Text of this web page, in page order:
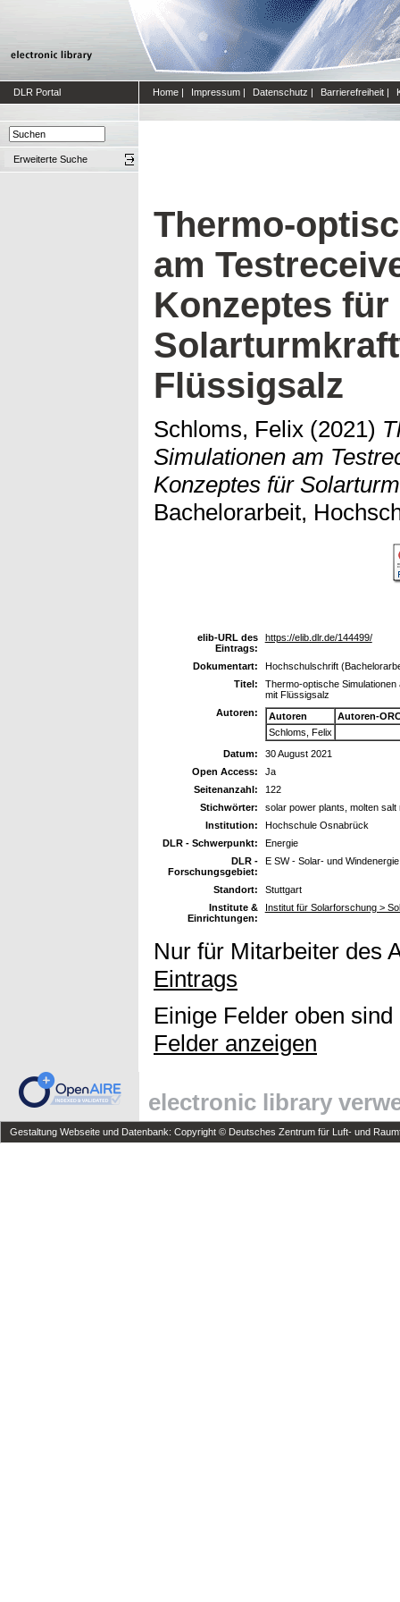
DLR Portal Home | Impressum | Datenschutz | Barrierefreiheit |
Erweiterte Suche
Thermo-
am
Konzeptes für
Flüssigsalz
Schloms, Felix (2021)
Simulationen am
Konzeptes für
Bachelorarbeit,
elib-URL des
Eintrags:
https://elib.dlr.de/144499/
Dokumentart:
Hochschulschrift
Titel:
Thermo-optische
mit Flüssigsalz
Autoren:
Autoren
Autoren-
Schloms, Felix
Datum:
30 August 2021
Open Access:
Ja
Seitenanzahl:
122
Stichwörter:
solar power plants, molten
Institution:
Hochschule Osnabrück
DLR - Schwerpunkt:
Energie
DLR -
Forschungsgebiet:
E SW - Solar- und Windenergie
Standort:
Stuttgart
Institute &
Einrichtungen:
Institut für Solarforschung >
Nur für Mitarbeiter des
Eintrags
Einige Felder oben
Felder anzeigen
electronic library
Gestaltung Webseite und Datenbank: Copyright © Deutsches Zentrum für Luft- und